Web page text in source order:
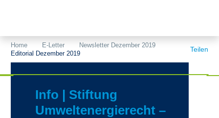
News
Home E-Letter
Newsletter Dezember 2019
Editorial Dezember 2019
Teilen
Info | Stiftung
Umweltenergierecht –